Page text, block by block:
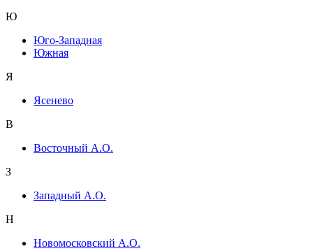
Ю
Юго-Западная
Южная
Я
Ясенево
В
Восточный А.О.
З
Западный А.О.
Н
Новомосковский А.О.